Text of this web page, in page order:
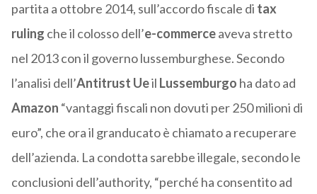
partita a ottobre 2014, sull’accordo fiscale di tax
ruling che il colosso dell’e-commerceaveva stretto
nel 2013 con il governo lussemburghese. Secondo
l’analisi dell’Antitrust Ueil Lussemburgo ha dato ad
Amazon “vantaggi fiscali non dovuti per 250 milioni di
euro”, che ora il granducato è chiamato a recuperare
dell’azienda. La condotta sarebbe illegale, secondo le
conclusioni dell’authority, “perché ha consentito ad